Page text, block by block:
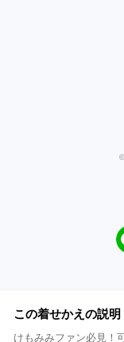
この着せかえの説明
けもみみファン必見！